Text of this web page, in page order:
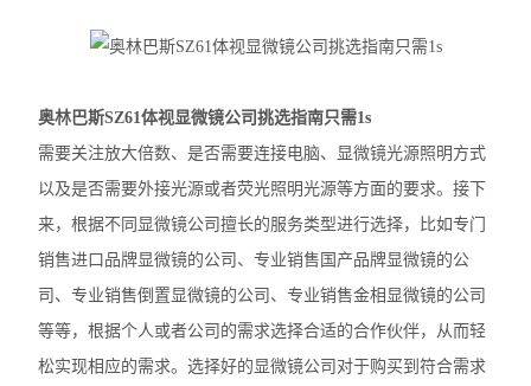
徕卡DM2500生物显微镜
奥林巴斯显微镜镜头
Nikon尼康SMZ25体视显微镜
Nikon尼康LV100N POL生物显微镜
奥林巴斯SZ61体视显微镜公司挑选指南只需1s
需要关注放大倍数、是否需要连接电脑、显微镜光源照明方式
以及是否需要外接光源或者荧光照明光源等方面的要求。接下
来，根据不同显微镜公司擅长的服务类型进行选择，比如专门
销售进口品牌显微镜的公司、专业销售国产品牌显微镜的公
司、专业销售倒置显微镜的公司、专业销售金相显微镜的公司
等等，根据个人或者公司的需求选择合适的合作伙伴，从而轻
松实现相应的需求。选择好的显微镜公司对于购买到符合需求